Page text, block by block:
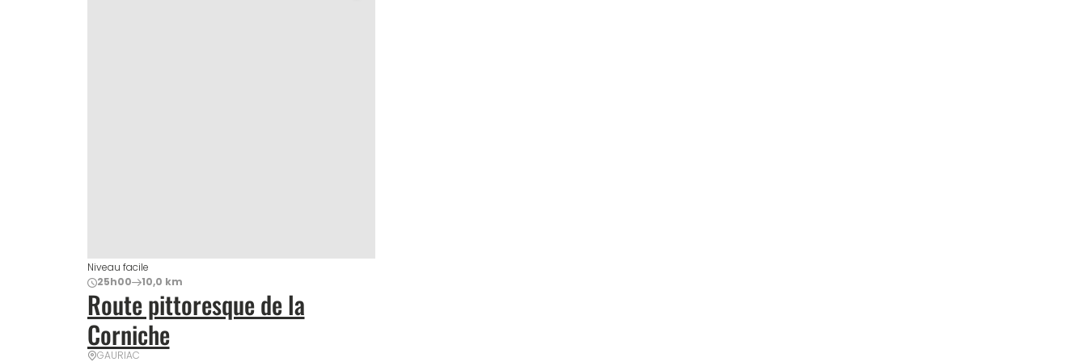
Route pittoresque de la
Corniche
Niveau facile
GAURIAC
25h00 10,0 km